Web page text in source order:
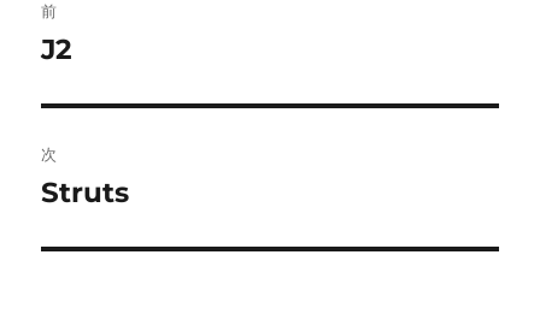
稿
ビ
ゲ
ー
前
前
投
稿:
J2
次
次
投
Struts